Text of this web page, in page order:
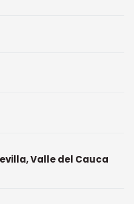
Valle del Cauca